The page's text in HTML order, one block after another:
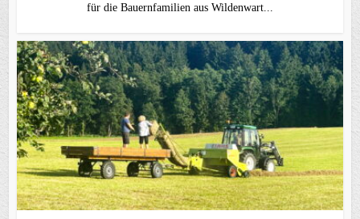
für die Bauernfamilien aus Wildenwart...